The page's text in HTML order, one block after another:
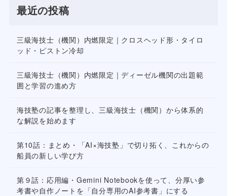
最近の投稿
三級海技士（機関）内燃限定｜クロスヘッド形・タイロ
ッド・ピストン冷却
三級海技士（機関）内燃限定｜ディーゼル機関の出題範
囲と学習の進め方
海技塾の記事を整理し、三級海技士（機関）から体系的
な解説を始めます
第10話：まとめ・「AI×海技塾」で切り拓く、これからの
船員の新しい学び方
第９話：応用編・Gemini Notebookを使って、分厚い参
考書や自作ノートを「自分専用のAI参考書」にする